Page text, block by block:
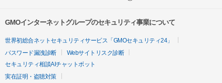
GMOインターネットグループのセキュリティ事業について
世界初総合ネットセキュリティサービス「GMOセキュリティ24」
パスワード漏洩診断
Webサイトリスク診断
セキュリティ相談AIチャットボット
実在証明・盗聴対策